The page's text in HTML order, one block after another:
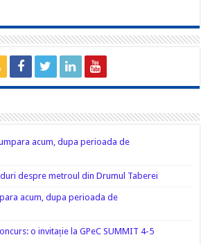
acum, dupa perioada de
despre metroul din Drumul Taberei
acum, dupa perioada de
o invitație la GPeC SUMMIT 4-5